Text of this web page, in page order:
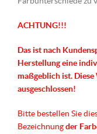
ACHTUNG!!!
Das ist nach
Herstellung eine
maßgeblich ist.
ausgeschlossen!
Bitte bestellen Sie
Bezeichnungder